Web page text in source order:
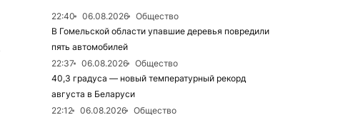
22:40 06.08.2026
Общество
В Гомельской области упавшие деревья повредили
пять автомобилей
22:37
06.08.2026
Общество
40,3 градуса — новый температурный рекорд
августа в Беларуси
22:12
06.08.2026
Общество